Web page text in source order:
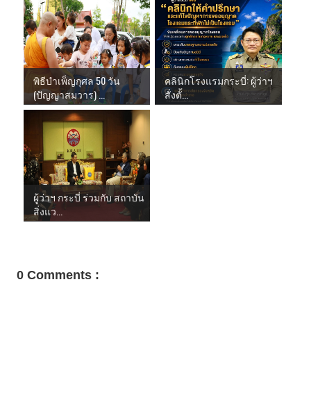
พิธีบำเพ็ญกุศล 50 วัน
(ปัญญาสมวาร) ...
คลินิกโรงแรมกระบี่: ผู้ว่าฯ
สั่งตั้...
ผู้ว่าฯ กระบี่ ร่วมกับ สถาบัน
สิ่งแว...
0 Comments :